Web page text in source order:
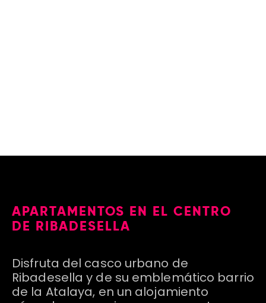
APARTAMENTOS EN EL CENTRO
DE RIBADESELLA
Disfruta del casco urbano de
Ribadesella y de su emblemático barrio
de la Atalaya, en un alojamiento